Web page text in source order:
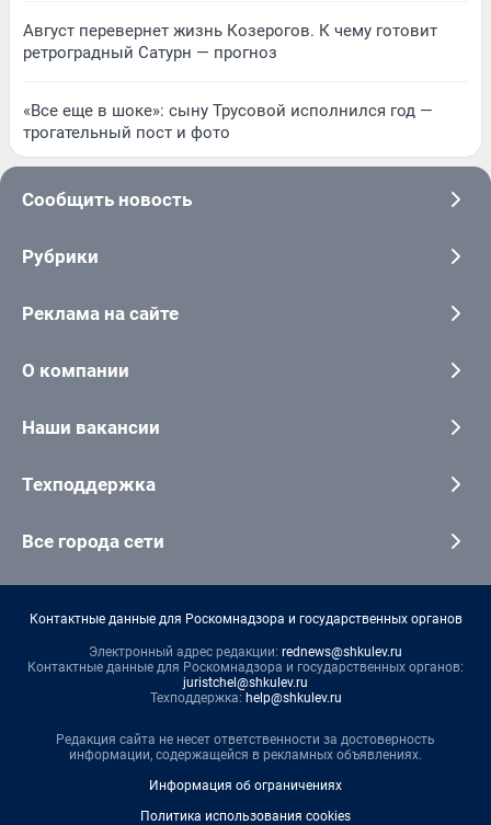
Август перевернет жизнь Козерогов. К чему готовит
ретроградный Сатурн — прогноз
«Все еще в шоке»: сыну Трусовой исполнился год —
трогательный пост и фото
Сообщить новость
Рубрики
Реклама на сайте
О компании
Наши вакансии
Техподдержка
Все города сети
Контактные данные для Роскомнадзора и государственных органов
Электронный адрес редакции: rednews@shkulev.ru
Контактные данные для Роскомнадзора и государственных органов:
juristchel@shkulev.ru
Техподдержка: help@shkulev.ru
Редакция сайта не несет ответственности за достоверность
информации, содержащейся в рекламных объявлениях.
Информация об ограничениях
Политика использования cookies